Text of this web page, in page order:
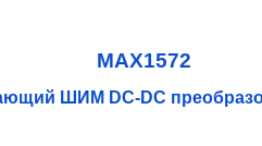
MAX1572
ШИМ DC-DC